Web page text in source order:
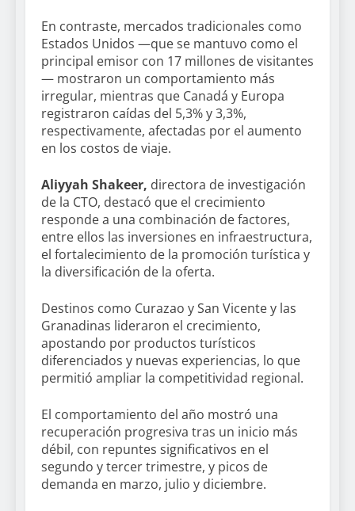
En contraste, mercados tradicionales como
Estados Unidos —que se mantuvo como el
principal emisor con 17 millones de visitantes
— mostraron un comportamiento más
irregular, mientras que Canadá y Europa
registraron caídas del 5,3% y 3,3%,
respectivamente, afectadas por el aumento
en los costos de viaje.
Aliyyah Shakeer, directora de investigación
de la CTO, destacó que el crecimiento
responde a una combinación de factores,
entre ellos las inversiones en infraestructura,
el fortalecimiento de la promoción turística y
la diversificación de la oferta.
Destinos como Curazao y San Vicente y las
Granadinas lideraron el crecimiento,
apostando por productos turísticos
diferenciados y nuevas experiencias, lo que
permitió ampliar la competitividad regional.
El comportamiento del año mostró una
recuperación progresiva tras un inicio más
débil, con repuntes significativos en el
segundo y tercer trimestre, y picos de
demanda en marzo, julio y diciembre.